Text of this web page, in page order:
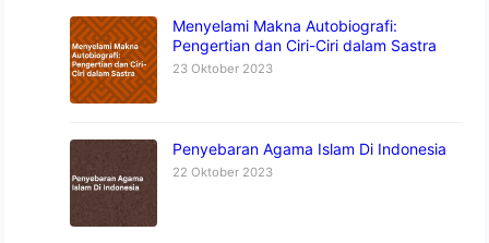
Menyelami Makna Autobiografi:
Pengertian dan Ciri-Ciri dalam Sastra
23 Oktober 2023
Penyebaran Agama Islam Di Indonesia
22 Oktober 2023